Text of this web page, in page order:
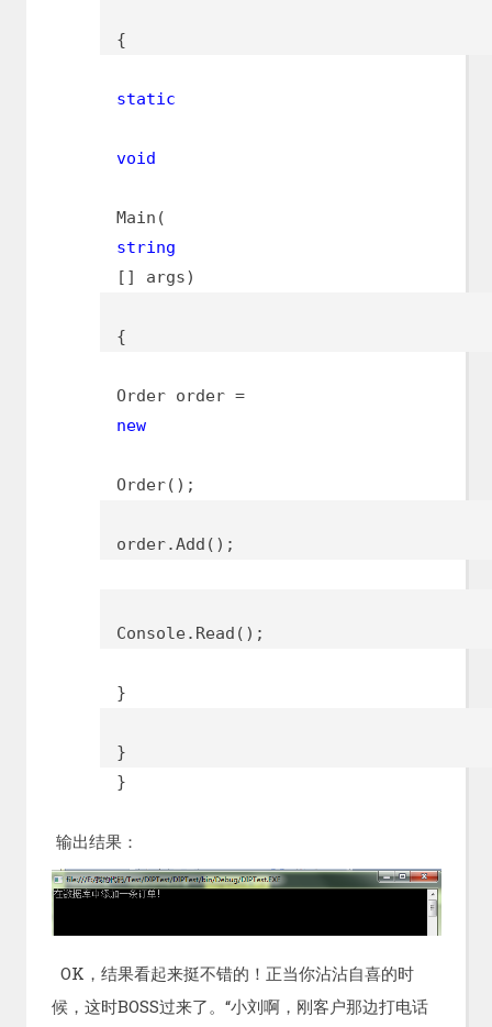
{
static
void
Main(
string
[] args)
{
Order order =
new
Order();
order.Add();
Console.Read();
}
}
}
输出结果：
OK，结果看起来挺不错的！正当你沾沾自喜的时
候，这时BOSS过来了。“小刘啊，刚客户那边打电话